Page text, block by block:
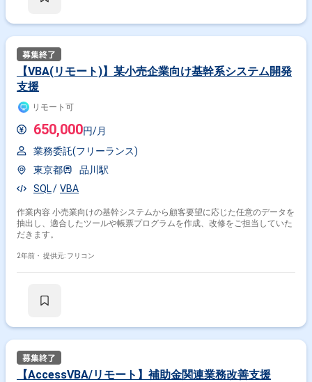
【VBA(リモート)】某小売企業向け基幹系システム開発
支援
リモート可
650,000円/月
業務委託(フリーランス)
東京都
品川駅
SQL
VBA
作業内容 小売業向けの基幹システムから顧客要望に応じた任意のデータを
抽出し、適合したツールや帳票プログラムを作成、改修をご担当していた
だきます。
2年前・ 提供元: フリコン
【AccessVBA/リモート】補助金関連業務改善支援